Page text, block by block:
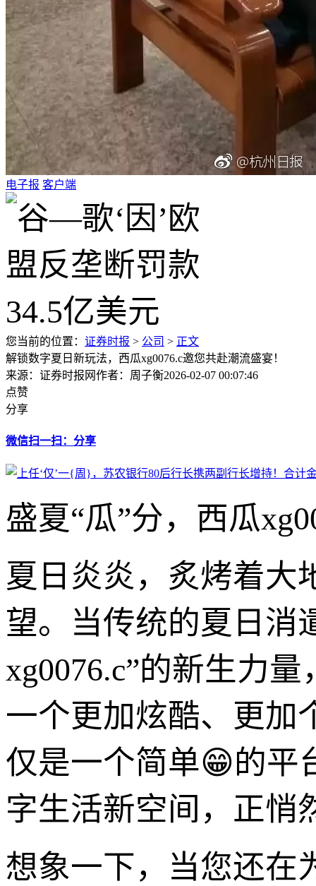
电子报 客户端
您当前的位置： 证券时报 > 公司 > 正文
解锁数字夏日新玩法，西瓜xg0076.c邀您共赴潮流盛宴！
来源：证券时报网作者：周子衡2026-02-07 00:07:46
点赞
分享
微信扫一扫：分享
盛夏“瓜”分，西瓜
夏日炎炎，炙烤着大
望。当传统的夏日消
xg0076.c”的新生力
一个更加炫酷、更加
仅是一个简单😁的平
字生活新空间，正悄
想象一下，当您还在